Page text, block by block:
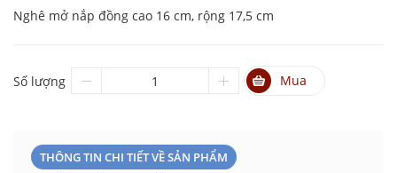
Nghê mở nắp đồng cao 16 cm, rộng 17,5 cm
Số lượng Mua
THÔNG TIN CHI TIẾT VỀ SẢN PHẨM